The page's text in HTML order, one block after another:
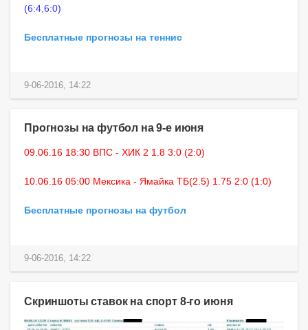
(6:4,6:0)
Бесплатные прогнозы на теннис
9-06-2016, 14:22
Прогнозы на футбол на 9-е июня
09.06.16 18:30 ВПС - ХИК 2 1.8 3:0 (2:0)
10.06.16 05:00 Мексика - Ямайка ТБ(2.5) 1.75 2:0 (1:0)
Бесплатные прогнозы на футбол
9-06-2016, 14:22
Скриншоты ставок на спорт 8-го июня